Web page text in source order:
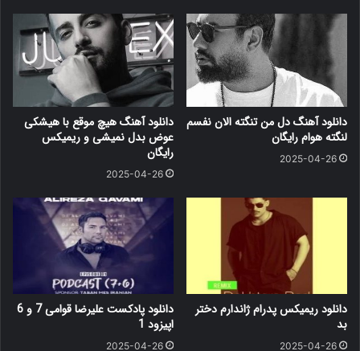
دانلود آهنگ دل من تنگته الان نفسم
لنگته هوام رایگان
2025-04-26
دانلود آهنگ هیچ موقع با هیشکی
عوض بدل نمیشی و ریمیکس
رایگان
2025-04-26
دانلود ریمیکس پدرام ژاندارم دختر
بد
2025-04-26
دانلود پادکست علیرضا قوامی 7 و 6
اپیزود 1
2025-04-26